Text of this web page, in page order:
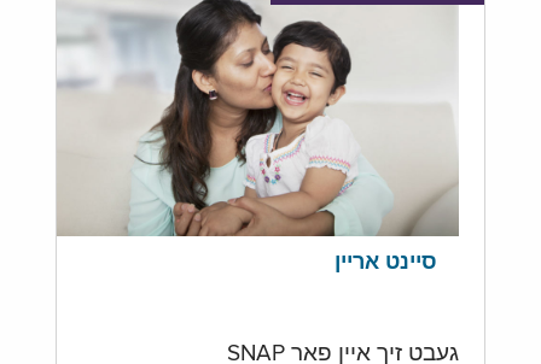
סיינט אריין
געבט זיך איין פאר SNAP